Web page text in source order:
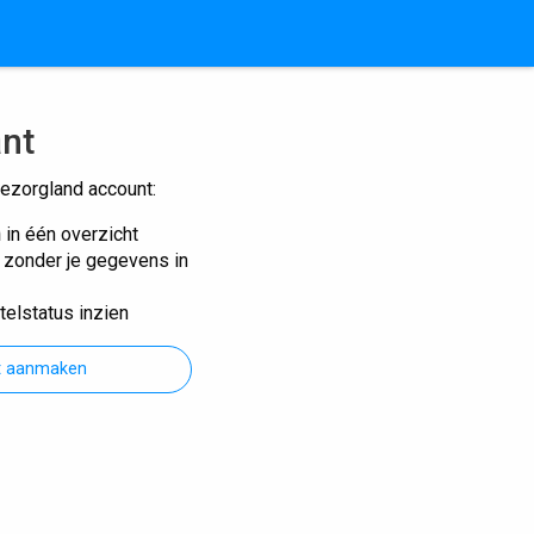
account:
één overzicht
je gegevens in
inzien